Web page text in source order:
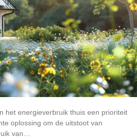
het energieverbruik thuis een prioriteit
oplossing om de uitstoot van
van…